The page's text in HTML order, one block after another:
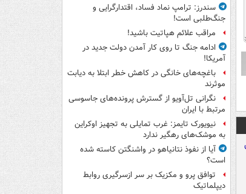
سندرز: ترامپ نماد فساد، اقتدارگرایی و
جنگ‌طلبی است!
مراقب علائم هپاتیت باشید!
ادامه جنگ تا روی کار آمدن دولت جدید در
آمریکا!
باغچه‌های خانگی در کاهش خطر ابتلا به دیابت
موثرند
نگرانی تل‌آویو از گسترش پرونده‌های جاسوسی
مرتبط با ایران
نیویورک تایمز: غرب تمایلی به تجهیز اوکراین
به موشک‌های رهگیر ندارد
آیا از نفوذ نتانیاهو در واشنگتن کاسته شده
است؟
توافق پرو و مکزیک بر سر ازسرگیری روابط
دیپلماتیک